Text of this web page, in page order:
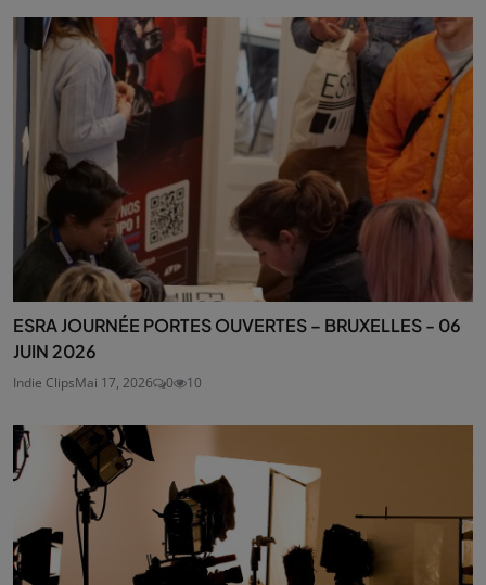
ESRA JOURNÉE PORTES OUVERTES – BRUXELLES - 06
JUIN 2026
Indie ClipsMai 17, 2026 0 10